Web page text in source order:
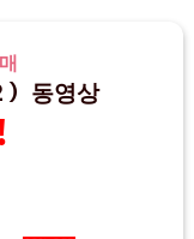
）동영상